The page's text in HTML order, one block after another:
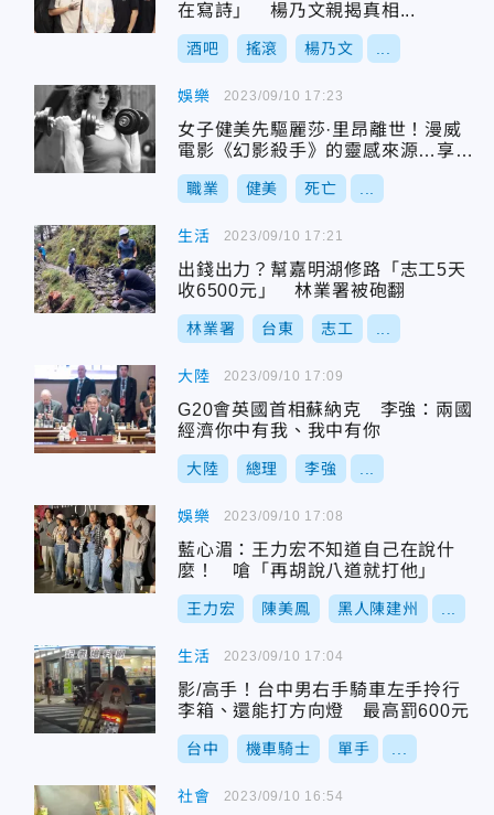
在寫詩」 楊乃文親揭真相...
酒吧 搖滾 楊乃文
娛樂
女子健美先驅麗莎·里昂離世！漫威
電影《幻影殺手》的靈感來源…享壽
70歲
職業 健美 死亡
2023/09/10 17:23
生活
出錢出力？幫嘉明湖修路「志工5天
收6500元」 林業署被砲翻
林業署 台東 志工
2023/09/10 17:21
大陸
G20會英國首相蘇納克 李強：兩國
經濟你中有我、我中有你
大陸 總理 李強
2023/09/10 17:09
娛樂
藍心湄：王力宏不知道自己在說什
麼！ 嗆「再胡說八道就打他」
王力宏 陳美鳳 黑人陳建州
2023/09/10 17:08
生活
影/高手！台中男右手騎車左手拎行
李箱、還能打方向燈 最高罰600元
台中 機車騎士 單手
2023/09/10 17:04
社會 2023/09/10 16:54